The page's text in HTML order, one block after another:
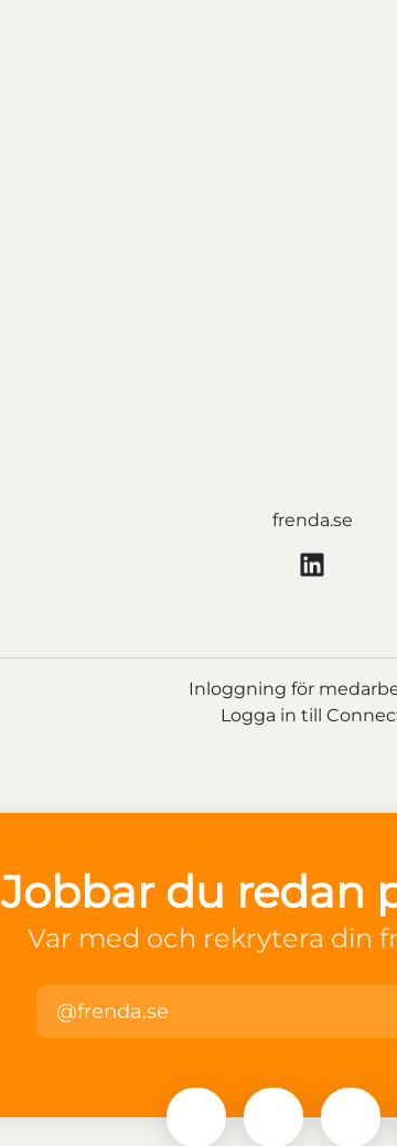
frenda.se
Inloggning för
Logga in till
Jobbar du redan
Var med och rekrytera din
@frenda.se